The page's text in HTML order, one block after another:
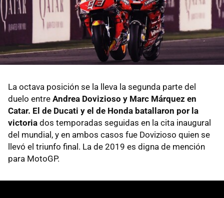
La octava posición se la lleva la segunda parte del
duelo entre Andrea Dovizioso y Marc Márquez en
Catar. El de Ducati y el de Honda batallaron por la
victoria dos temporadas seguidas en la cita inaugural
del mundial, y en ambos casos fue Dovizioso quien se
llevó el triunfo final. La de 2019 es digna de mención
para MotoGP.